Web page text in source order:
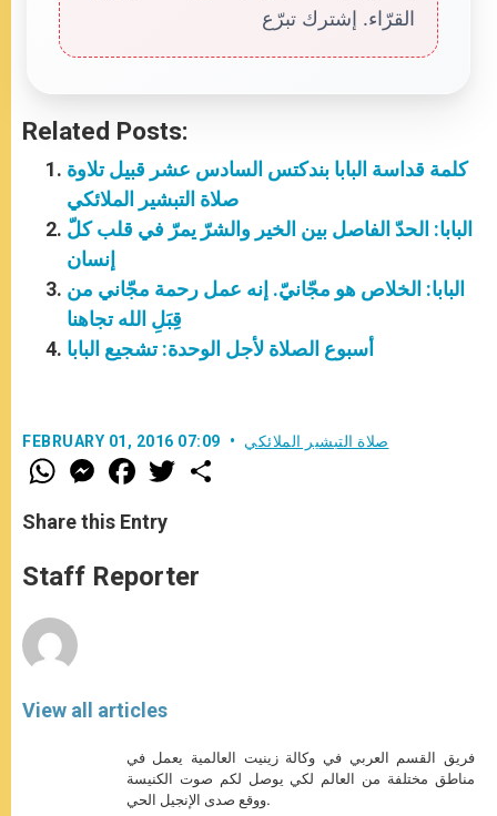
القرّاء. إشترك تبرّع
Related Posts:
كلمة قداسة البابا بندكتس السادس عشر قبيل تلاوة
صلاة التبشير الملائكي
البابا: الحدّ الفاصل بين الخير والشرّ يمرّ في قلب كلّ
إنسان
البابا: الخلاص هو مجّانيّ. إنه عمل رحمة مجّاني من
قِبَلِ الله تجاهنا
أسبوع الصلاة لأجل الوحدة: تشجيع البابا
FEBRUARY 01, 2016 07:09 صلاة التبشير الملائكي
W
h
t
s
p
p
M
e
s
e
g
e
F
a
e
b
o
k
w
r
Share this Entry
Staff Reporter
View all articles
فريق القسم العربي في وكالة زينيت العالمية يعمل في
مناطق مختلفة من العالم لكي يوصل لكم صوت الكنيسة
ووقع صدى الإنجيل الحي.